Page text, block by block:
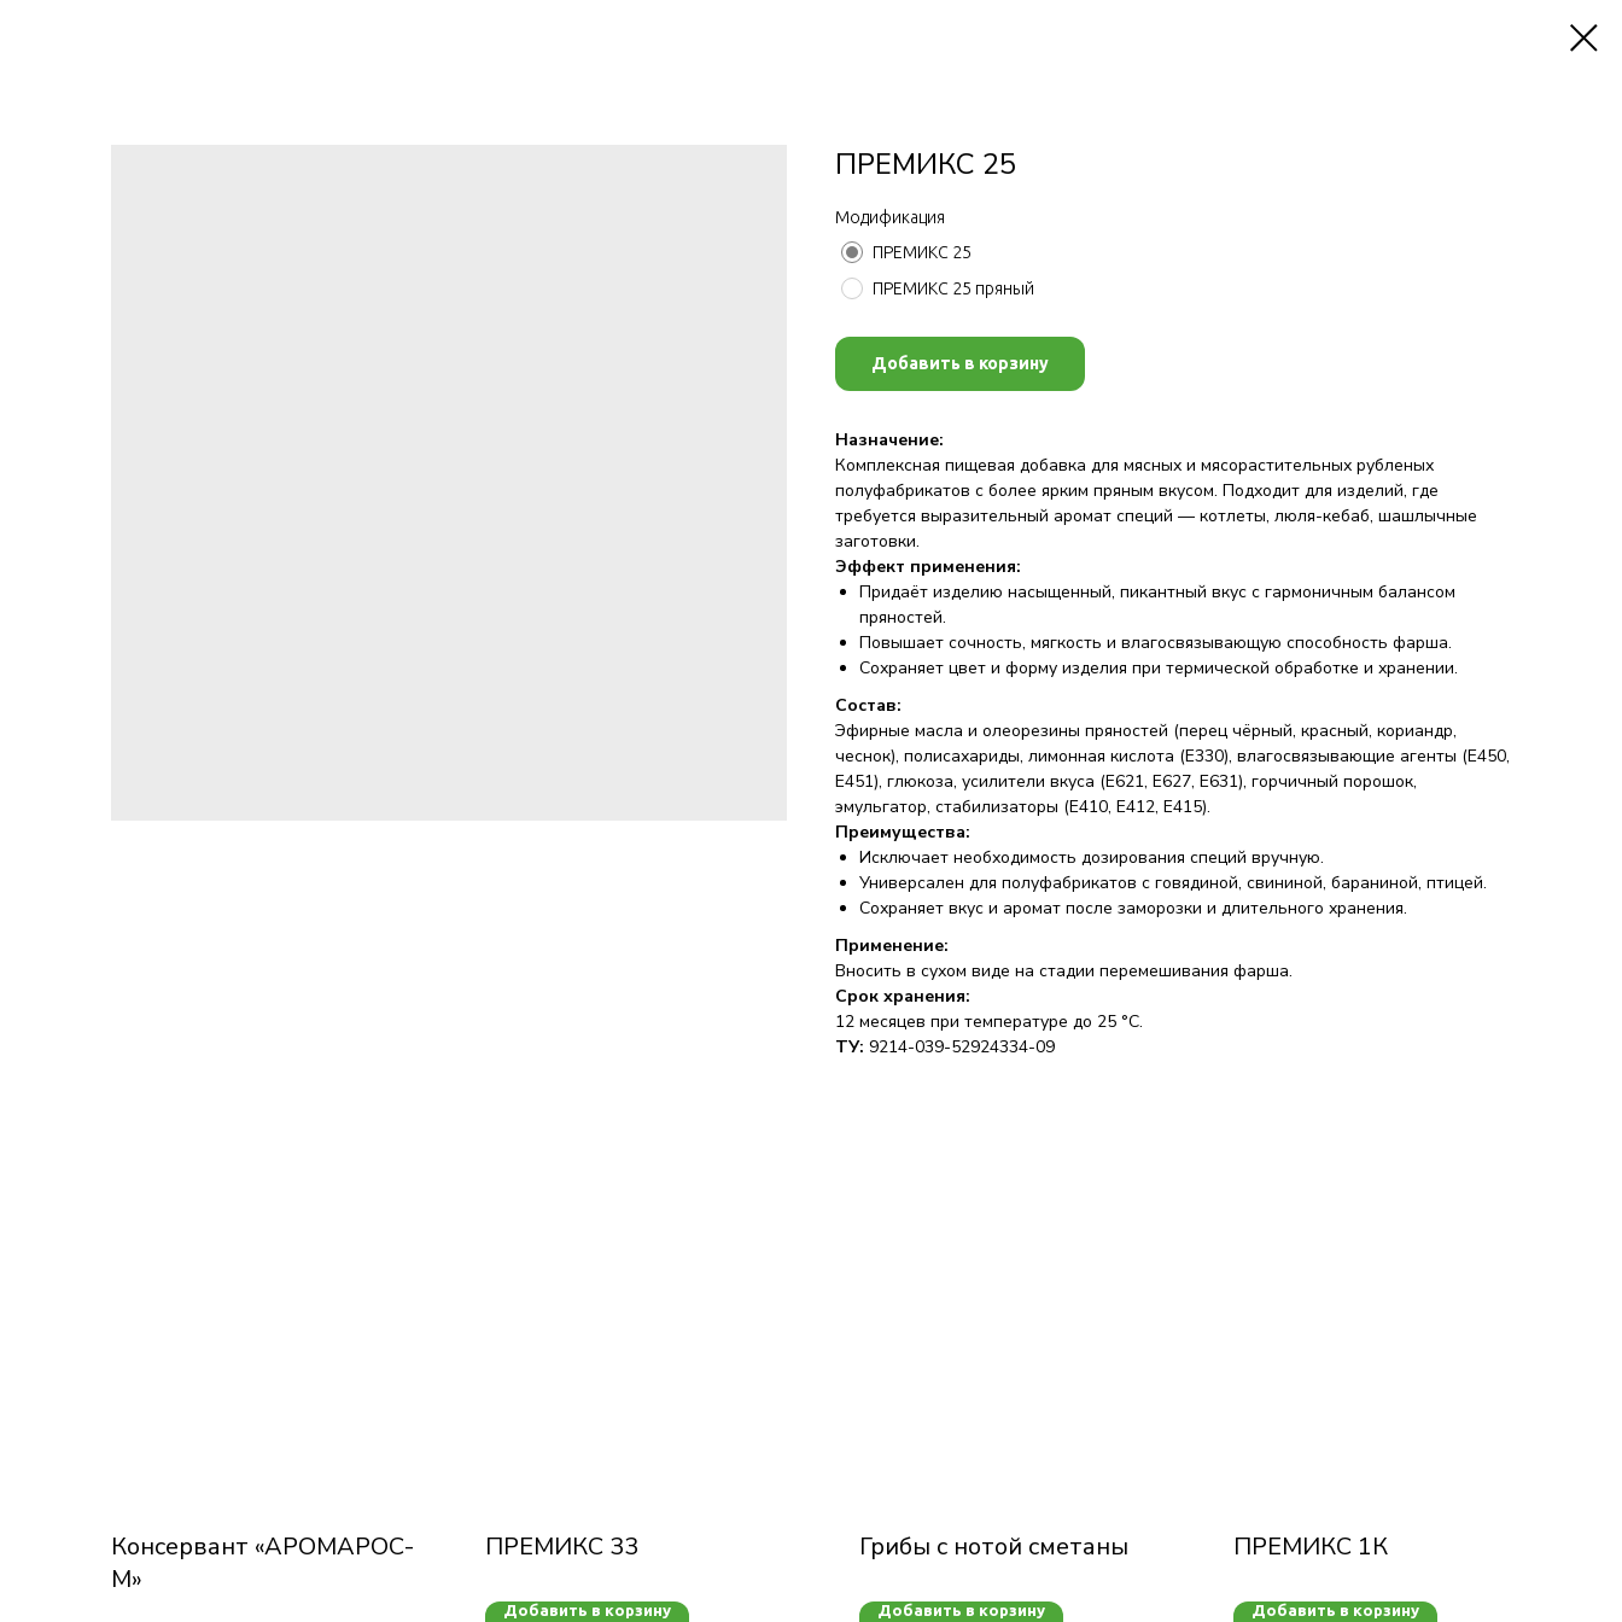
ПРЕМИКС 25
Модификация
ПРЕМИКС 25
ПРЕМИКС 25 пряный
Добавить в корзину
Назначение:
Комплексная пищевая добавка для мясных и мясорастительных рубленых
полуфабрикатов с более ярким пряным вкусом. Подходит для изделий, где
требуется выразительный аромат специй — котлеты, люля-кебаб, шашлычные
заготовки.
Эффект применения:
Придаёт изделию насыщенный, пикантный вкус с гармоничным балансом
пряностей.
Повышает сочность, мягкость и влагосвязывающую способность фарша.
Сохраняет цвет и форму изделия при термической обработке и хранении.
Состав:
Эфирные масла и олеорезины пряностей (перец чёрный, красный, кориандр,
чеснок), полисахариды, лимонная кислота (E330), влагосвязывающие агенты (E450,
E451), глюкоза, усилители вкуса (E621, E627, E631), горчичный порошок,
эмульгатор, стабилизаторы (E410, E412, E415).
Преимущества:
Исключает необходимость дозирования специй вручную.
Универсален для полуфабрикатов с говядиной, свининой, бараниной, птицей.
Сохраняет вкус и аромат после заморозки и длительного хранения.
Применение:
Вносить в сухом виде на стадии перемешивания фарша.
Срок хранения:
12 месяцев при температуре до 25 °C.
ТУ: 9214-039-52924334-09
Консервант «АРОМАРОС-
М»
ПРЕМИКС 33
Добавить в корзину
Грибы с нотой сметаны
Добавить в корзину
ПРЕМИКС 1К
Добавить в корзину